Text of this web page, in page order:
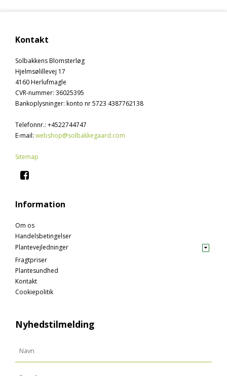
Kontakt
Solbakkens Blomsterløg
Hjelmsølillevej 17
4160 Herlufmagle
CVR-nummer: 36025395
Bankoplysninger: konto nr 5723 4387762138
Telefonnr.: +4522744747
E-mail: webshop@solbakkegaard.com
Sitemap
Information
Om os
Handelsbetingelser
Plantevejledninger
Fragtpriser
Plantesundhed
Kontakt
Cookiepolitik
Nyhedstilmelding